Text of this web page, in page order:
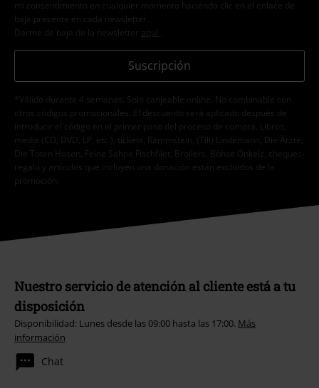
mi consentimiento en cualquier momento haciendo clic en el enlace de
baja presente en cada newsletter.
Darme de baja de la newsletter
aquí
Suscripción
*Válido durante 4 semanas. Solo canjeable online. No combinable con
otros códigos promocionales. El descuento será aplicado después de
introducir el código en el primer paso del proceso de compra. Libros,
media (CD, DVD, LP, etc.), tickets, Rammstein, (Till) Lindemann, Die Ärzte,
Die Toten Hosen, Feine Sahne Fischfilet, Broilers, Böhse Onkelz, cheques-
regalo y artículos que incluyen una donación están excluidos de la
promoción.
Nuestro servicio de atención al cliente está a tu
disposición
Disponibilidad: Lunes desde las 09:00 hasta las 17:00. Más
información
Chat